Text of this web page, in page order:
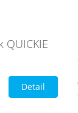
Detail